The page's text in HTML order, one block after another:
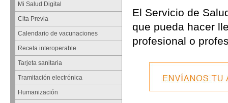
Mi Salud Digital
Cita Previa
Calendario de vacunaciones
Receta interoperable
Tarjeta sanitaria
Tramitación electrónica
Humanización
El Servicio de
que pueda hacer
profesional o